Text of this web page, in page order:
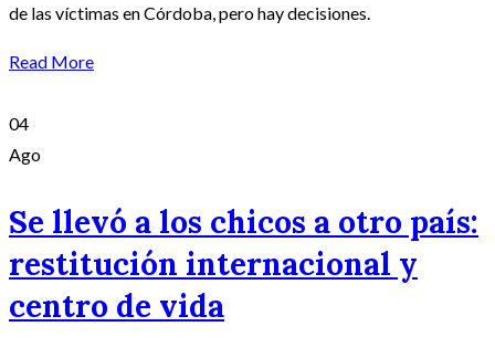
de las víctimas en Córdoba, pero hay decisiones.
Read More
04
Ago
Se llevó a los chicos a otro país:
restitución internacional y
centro de vida